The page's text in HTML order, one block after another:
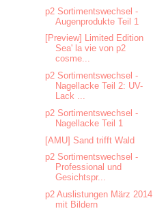
p2 Sortimentswechsel -
Augenprodukte Teil 1
[Preview] Limited Edition
Sea' la vie von p2
cosme...
p2 Sortimentswechsel -
Nagellacke Teil 2: UV-
Lack ...
p2 Sortimentswechsel -
Nagellacke Teil 1
[AMU] Sand trifft Wald
p2 Sortimentswechsel -
Professional und
Gesichtspr...
p2 Auslistungen März 2014
mit Bildern